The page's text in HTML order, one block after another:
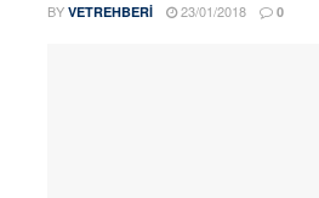
BY VETREHBERI 23/01/2018 0